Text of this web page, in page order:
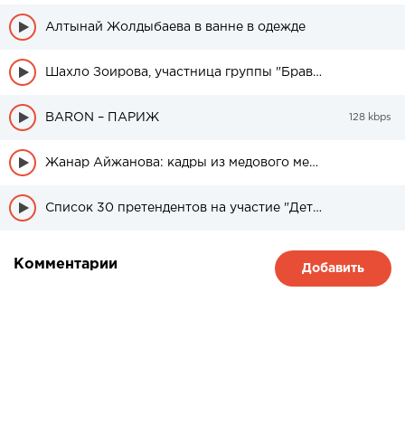
Алтынай Жолдыбаева в ванне в одежде
Шахло Зоирова, участница группы "Браво" была в свадебном платье
BARON – ПАРИЖ 128 kbps
Жанар Айжанова: кадры из медового месяца дочери
Список 30 претендентов на участие "Детский Евровидение" из Казахстана
Комментарии Добавить